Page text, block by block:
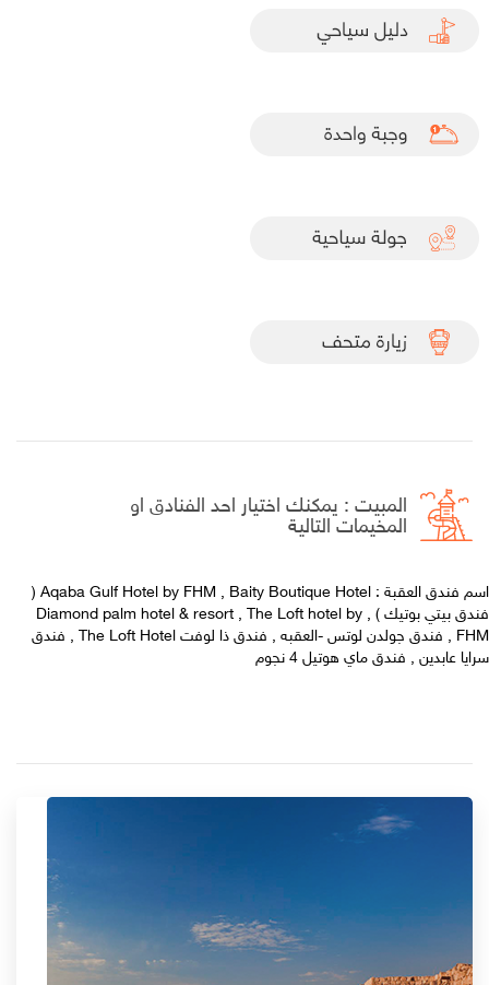
المبيت : يمكنك اختيار احد الفنادق او
المخيمات التالية
اسم فندق العقبة : Aqaba Gulf Hotel by FHM , Baity Boutique Hotel (
فندق بيتي بوتيك ) , Diamond palm hotel & resort , The Loft hotel by
FHM , فندق جولدن لوتس -العقبه , فندق ذا لوفت The Loft Hotel , فندق
سرايا عابدين , فندق ماي هوتيل 4 نجوم